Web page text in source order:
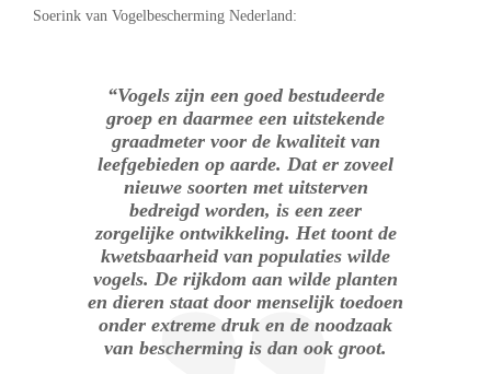
Soerink van Vogelbescherming Nederland:
“Vogels zijn een goed bestudeerde
groep en daarmee een uitstekende
graadmeter voor de kwaliteit van
leefgebieden op aarde. Dat er zoveel
nieuwe soorten met uitsterven
bedreigd worden, is een zeer
zorgelijke ontwikkeling. Het toont de
kwetsbaarheid van populaties wilde
vogels. De rijkdom aan wilde planten
en dieren staat door menselijk toedoen
onder extreme druk en de noodzaak
van bescherming is dan ook groot.